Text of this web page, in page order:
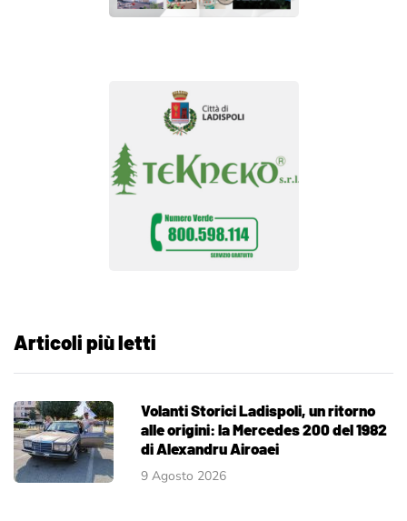
Articoli più letti
Volanti Storici Ladispoli, un ritorno
alle origini: la Mercedes 200 del 1982
di Alexandru Airoaei
9 Agosto 2026